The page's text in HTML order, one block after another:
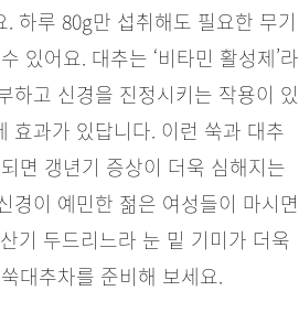
하루 80g만 섭취해도 필요한 무기
있어요. 대추는 ‘비타민 활성제’라
하고 신경을 진정시키는 작용이 있
효과가 있답니다. 이런 쑥과 대추
면 갱년기 증상이 더욱 심해지는
경이 예민한 젊은 여성들이 마시면
기 두드리느라 눈 밑 기미가 더욱
대추차를 준비해 보세요.